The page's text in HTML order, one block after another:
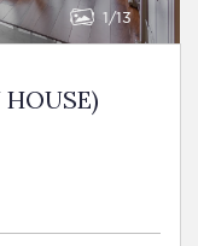
1 13